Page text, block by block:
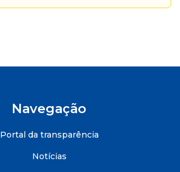
Navegação
Portal da transparência
Notícias